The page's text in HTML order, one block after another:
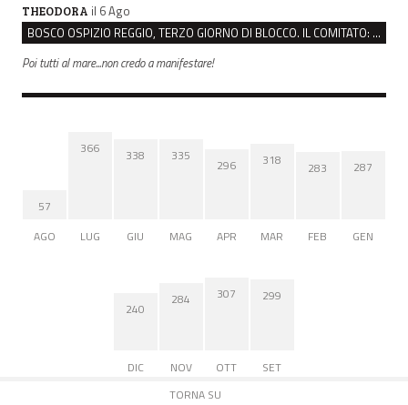
THEODORA il 6 Ago
BOSCO OSPIZIO REGGIO, TERZO GIORNO DI BLOCCO. IL COMITATO: “PRESIDIO FINO A VENERDÌ”
Poi tutti al mare...non credo a manifestare!
57
AGO
366
LUG
338
GIU
335
MAG
296
APR
318
MAR
283
FEB
287
GEN
240
DIC
284
NOV
307
OTT
299
SET
TORNA SU